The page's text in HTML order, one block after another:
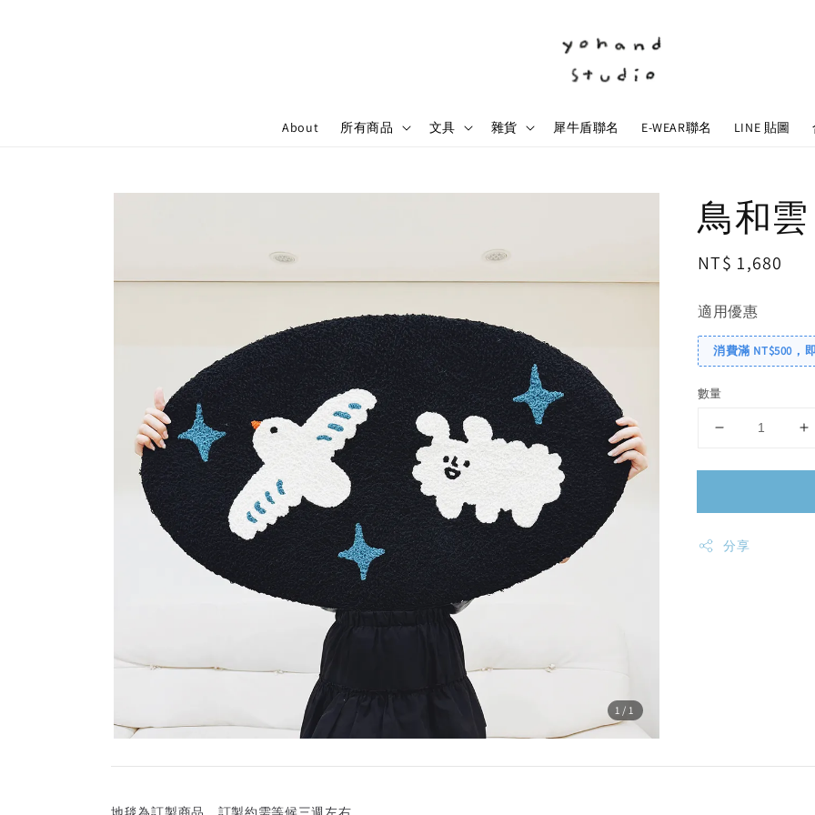
About 所有商品 文具 雜貨 犀牛盾聯名 E-WEAR聯名 LINE 貼圖
1 /1
鳥和
Regular
NT$ 1,680
適用優惠
消費滿 NT$500，
數量
分享
地毯為訂製商品，訂製約需等候三週左右